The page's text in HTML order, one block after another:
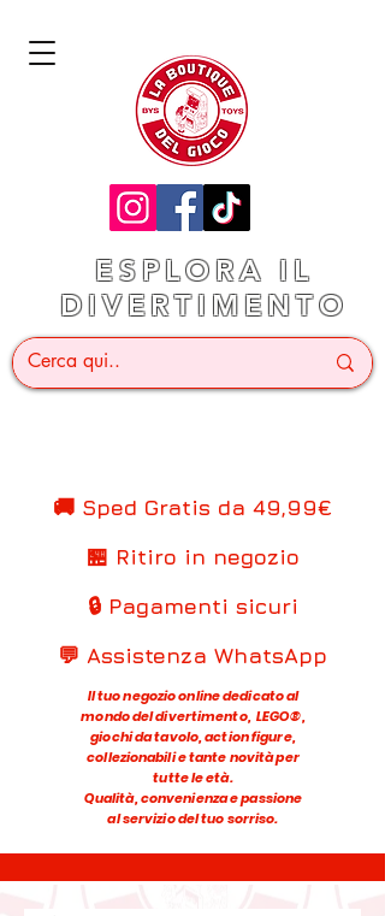
ESPLORA IL
DIVERTIMENTO
🚚 Sped Gratis da 49,99€
🏪 Ritiro in negozio
🔒 Pagamenti sicuri
💬 Assistenza WhatsApp
Il tuo negozio online dedicato al
mondo del divertimento, LEGO®,
giochi da tavolo, action figure,
collezionabili e tante novità per
tutte le età.
Qualità, convenienza e passione
al servizio del tuo sorriso.